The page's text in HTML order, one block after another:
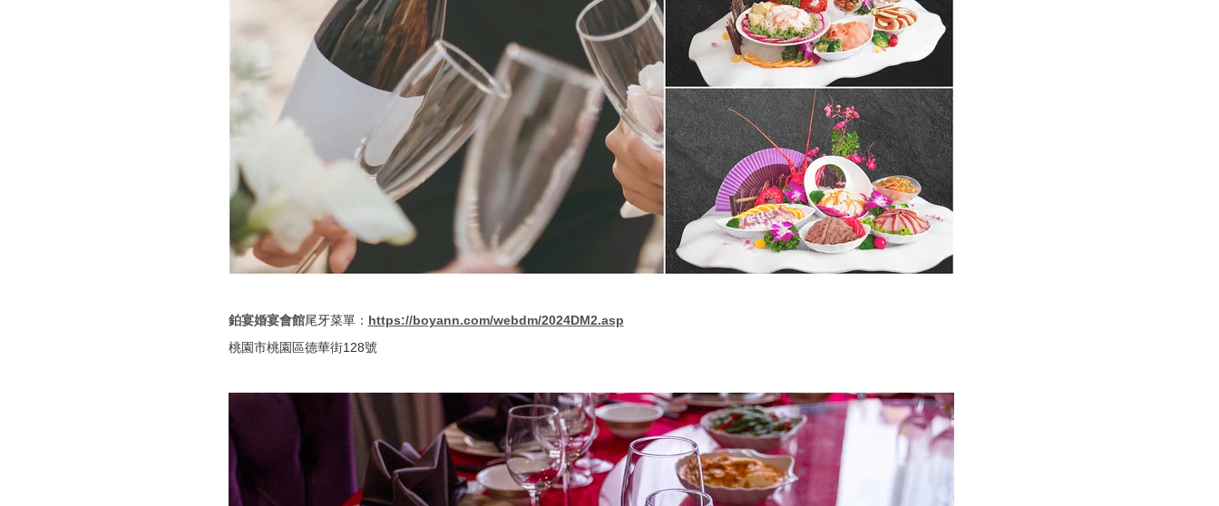
鉑宴婚宴會館尾牙菜單： https://boyann.com/webdm/2024DM2.asp
桃園市桃園區德華街128號